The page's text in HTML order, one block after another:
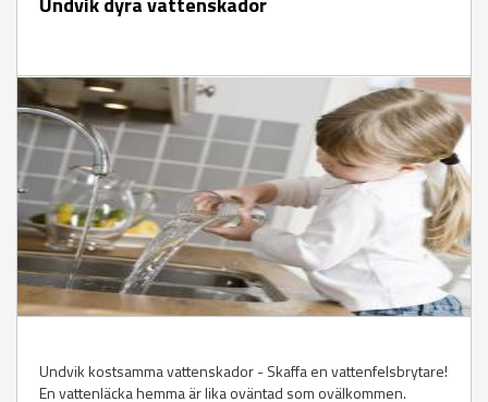
Undvik kostsamma vattenskador - Skaffa en vattenfelsbrytare!
En vattenläcka hemma är lika oväntad som ovälkommen.